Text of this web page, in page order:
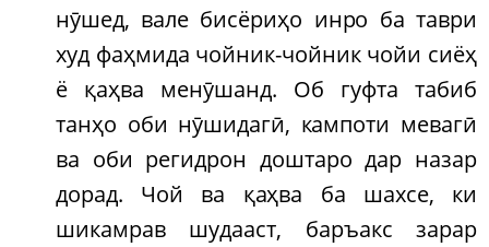
нӯшед, вале бисёриҳо инро ба таври
худ фаҳмида чойник-чойник чойи сиёҳ
ё қаҳва менӯшанд. Об гуфта табиб
танҳо оби нӯшидагӣ, кампоти мевагӣ
ва оби регидрон доштаро дар назар
дорад. Чой ва қаҳва ба шахсе, ки
шикамрав шудааст, баръакс зарар